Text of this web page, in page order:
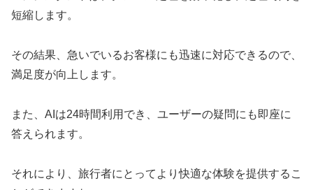
短縮します。
その結果、急いでいるお客様にも迅速に対応できるので、
満足度が向上します。
また、AIは24時間利用でき、ユーザーの疑問にも即座に
答えられます。
それにより、旅行者にとってより快適な体験を提供するこ